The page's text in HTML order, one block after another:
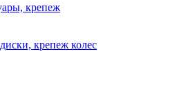
крепеж
крепеж колес